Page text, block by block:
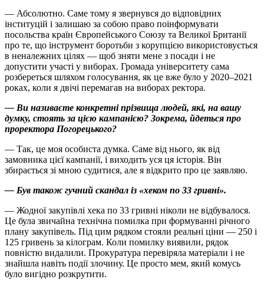
— Абсолютно. Саме тому я звернувся до відповідних
інституцій і залишаю за собою право поінформувати
посольства країн Європейського Союзу та Великої Британії
про те, що інструмент боротьби з корупцією використовується
в неналежних цілях — щоб зняти мене з посади і не
допустити участі у виборах. Громада університету сама
розбереться шляхом голосування, як це вже було у 2020–2021
роках, коли я двічі перемагав на виборах ректора.
— Ви називаєте конкретні прізвища людей, які, на вашу
думку, стоять за цією кампанією? Зокрема, йдеться про
проректора Погорецького?
— Так, це моя особиста думка. Саме від нього, як від
замовника цієї кампанії, і виходить уся ця історія. Він
збирається зі мною судитися, але я відкрито про це заявляю.
— Був також гучний скандал із «хеком по 33 гривні».
— Жодної закупівлі хека по 33 гривні ніколи не відбувалося.
Це була звичайна технічна помилка при формуванні річного
плану закупівель. Під цим рядком стояли реальні ціни — 250 і
125 гривень за кілограм. Коли помилку виявили, рядок
повністю видалили. Прокуратура перевіряла матеріали і не
знайшла навіть події злочину. Це просто мем, який комусь
було вигідно розкрутити.